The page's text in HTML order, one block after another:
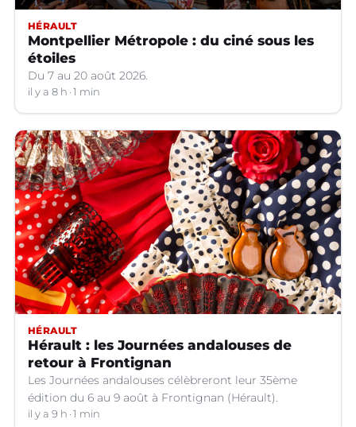
HÉRAULT
Montpellier Métropole : du ciné sous les
étoiles
Du 7 au 20 août 2026.
il y a 8 h 1 min
HÉRAULT
Hérault : les Journées andalouses de
retour à Frontignan
Les Journées andalouses célèbreront leur 35ème
édition du 6 au 9 août à Frontignan (Hérault).
il y a 9 h 1 min